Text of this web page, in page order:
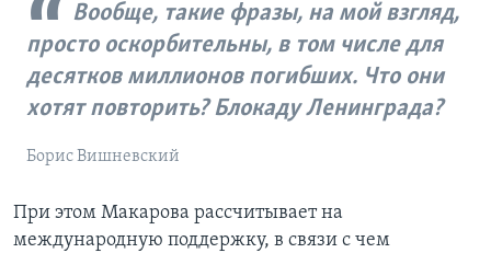
Вообще, такие фразы, на мой взгляд,
просто оскорбительны, в том числе для
десятков миллионов погибших. Что они
хотят повторить? Блокаду Ленинграда?
Борис Вишневский
При этом Макарова рассчитывает на
международную поддержку, в связи с чем